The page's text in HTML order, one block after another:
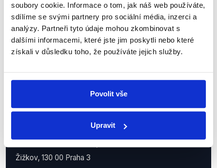
soubory cookie. Informace o tom, jak náš web používáte,
sdílíme se svými partnery pro sociální média, inzerci a
analýzy. Partneři tyto údaje mohou zkombinovat s
dalšími informacemi, které jste jim poskytli nebo které
získali v důsledku toho, že používáte jejich služby.
Povolit vše
Upravit
práci.
Demagog.cz, z.s.
Žižkov, 130 00 Praha 3